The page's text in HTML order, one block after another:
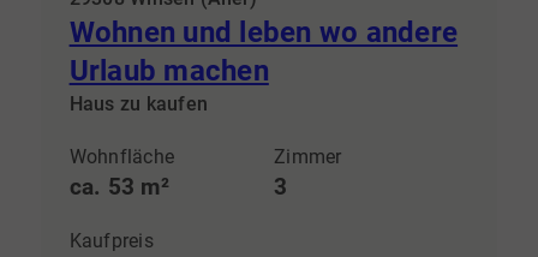
Wohnen und leben wo andere
Urlaub machen
Haus zu kaufen
Wohnfläche
ca. 53 m²
Zimmer
3
Kaufpreis